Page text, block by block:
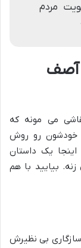
مردم
آصف
می مونه که
خودشون رو روش
یک داستان
زنه. بیایید با هم
بی نظیرش